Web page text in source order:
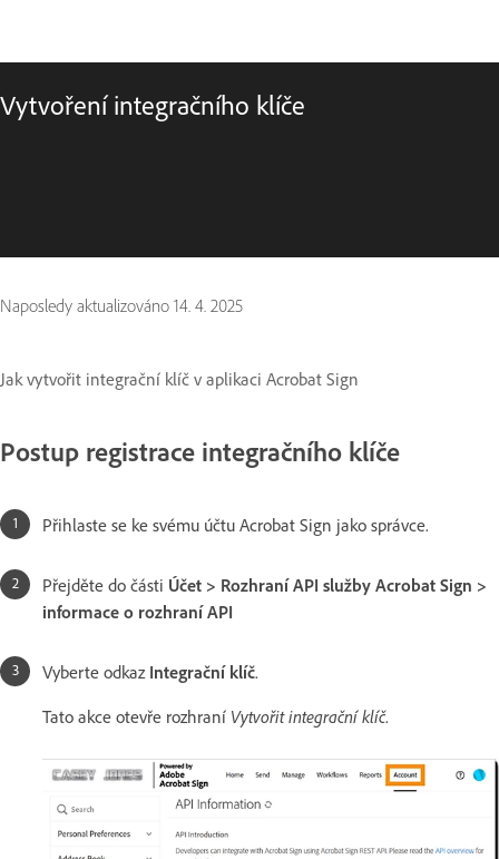
Vytvoření integračního klíče
Naposledy aktualizováno 14. 4. 2025
Jak vytvořit integrační klíč v aplikaci Acrobat Sign
Postup registrace integračního klíče
Přihlaste se ke svému účtu Acrobat Sign jako správce.
Přejděte do části Účet > Rozhraní API služby Acrobat Sign >
informace o rozhraní API
Vyberte odkaz Integrační klíč.
Tato akce otevře rozhraní Vytvořit integrační klíč.